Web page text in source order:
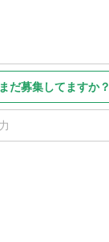
まだ募集してますか？